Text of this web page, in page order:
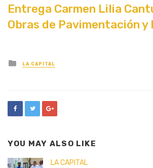
Entrega Carmen Lilia
Obras de Pavimentación y
Posted
in
LA CAPITAL
YOU MAY ALSO LIKE
LA CAPITAL